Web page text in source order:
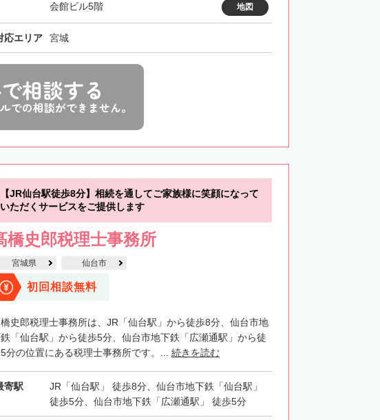
会館ビル5階
地図
応エリア 宮城
相談する
での相談ができません。
【JR仙台駅徒歩8分】相続を通してご家族様に笑顔になって
いただくサービスをご提供します
橋史郎税理士事務所
宮城県 仙台市
初回相談無料
史郎税理士事務所は、JR「仙台駅」から徒歩8分、仙台市地
「仙台駅」から徒歩5分、仙台市地下鉄「広瀬通駅」から徒
分の位置にある税理士事務所です。... 続きを読む
寄駅
JR「仙台駅」 徒歩8分、仙台市地下鉄「仙台駅」
徒歩5分、仙台市地下鉄「広瀬通駅」 徒歩5分